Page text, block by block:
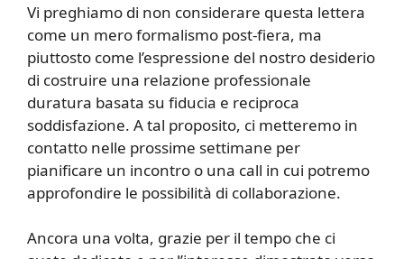
Vi preghiamo di non considerare questa lettera
come un mero formalismo post-fiera, ma
piuttosto come l’espressione del nostro desiderio
di costruire una relazione professionale
duratura basata su fiducia e reciproca
soddisfazione. A tal proposito, ci metteremo in
contatto nelle prossime settimane per
pianificare un incontro o una call in cui potremo
approfondire le possibilità di collaborazione.
Ancora una volta, grazie per il tempo che ci